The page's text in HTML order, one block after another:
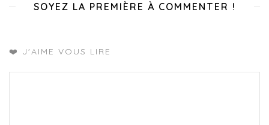
SOYEZ LA PREMIÈRE À COMMENTER !
❤️ J'AIME VOUS LIRE